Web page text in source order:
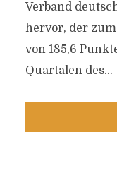
Verband
hervor, der
von 185,6
Quartalen des...